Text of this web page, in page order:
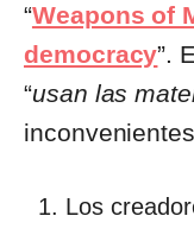
“Weapons of
democracy”.
“usan las
Los